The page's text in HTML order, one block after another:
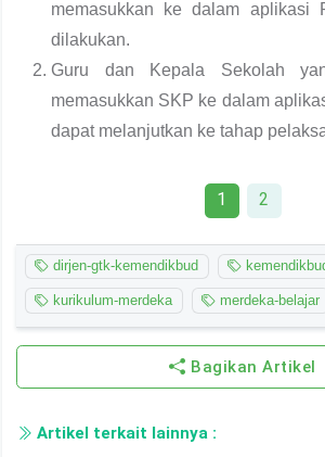
memasukkan ke dalam aplikasi
dilakukan.
Guru dan Kepala Sekolah
memasukkan SKP ke dalam
dapat melanjutkan ke tahap
1 2
dirjen-gtk-kemendikbud
kurikulum-merdeka merdeka-belajar
Bagikan Artikel
Artikel terkait lainnya :